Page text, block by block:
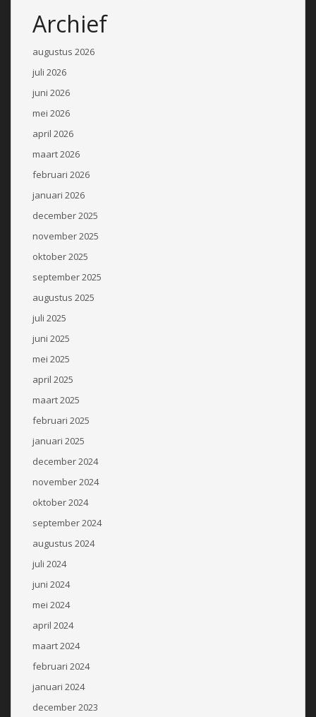
Archief
augustus 2026
juli 2026
juni 2026
mei 2026
april 2026
maart 2026
februari 2026
januari 2026
december 2025
november 2025
oktober 2025
september 2025
augustus 2025
juli 2025
juni 2025
mei 2025
april 2025
maart 2025
februari 2025
januari 2025
december 2024
november 2024
oktober 2024
september 2024
augustus 2024
juli 2024
juni 2024
mei 2024
april 2024
maart 2024
februari 2024
januari 2024
december 2023